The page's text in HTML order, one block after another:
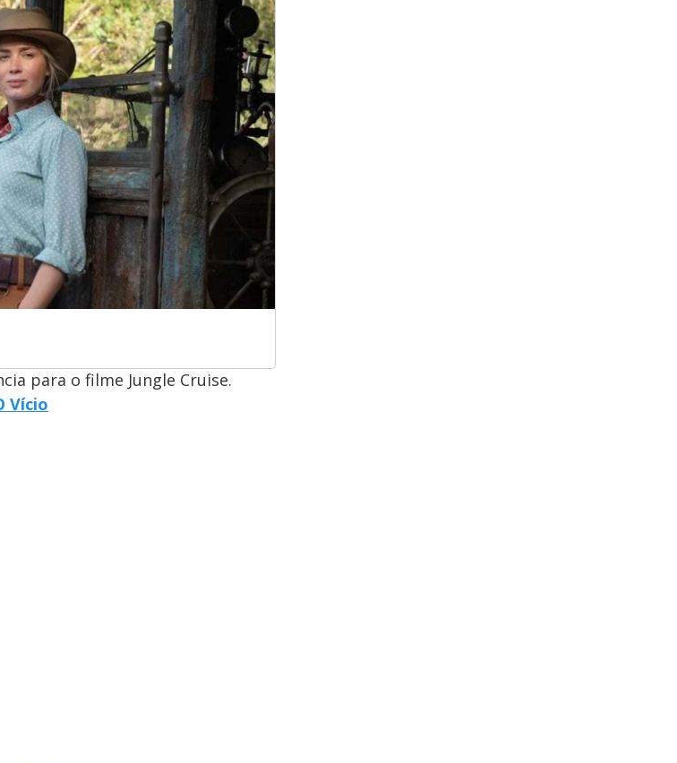
para o filme Jungle Cruise.
Vício